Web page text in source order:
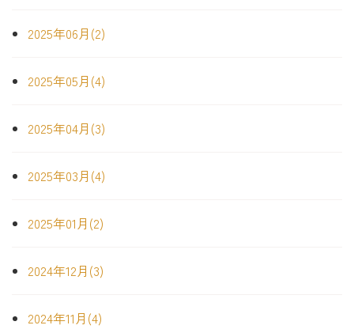
2025年06月(2)
2025年05月(4)
2025年04月(3)
2025年03月(4)
2025年01月(2)
2024年12月(3)
2024年11月(4)